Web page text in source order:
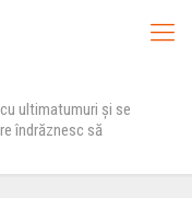
ultimatumuri și se
îndrăznesc să